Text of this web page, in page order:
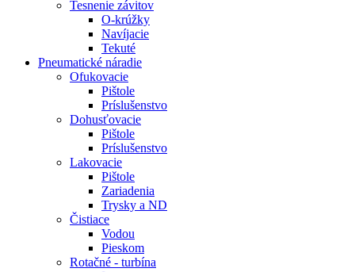
Tesnenie závitov
O-krúžky
Navíjacie
Tekuté
Pneumatické náradie
Ofukovacie
Pištole
Príslušenstvo
Dohusťovacie
Pištole
Príslušenstvo
Lakovacie
Pištole
Zariadenia
Trysky a ND
Čistiace
Vodou
Pieskom
Rotačné - turbína